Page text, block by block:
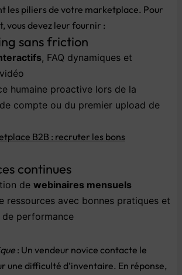
les piliers de votre marketplace. Pour
vous devez leur fournir :
sansfriction
, FAQ dynamiques et
vidéo
humaine proactive lors de la
de compte ou du premier upload de
B2B : recruter les bons
continues
de webinaires mensuels
ressources avec bonnes pratiques et
de performance
: Unvendeur novicecontacte le
unedifficultéd’inventaire. En réponse,